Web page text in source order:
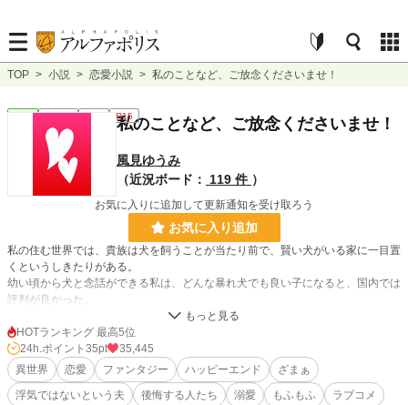
TOP > 小説 > 恋愛小説 > 私のことなど、ご放念くださいませ！
連載中 短編 R15
私のことなど、ご放念くださいませ！
風見ゆうみ
（近況ボード：
119 件 ）
お気に入りに追加して更新通知を受け取ろう
お気に入り追加
私の住む世界では、貴族は犬を飼うことが当たり前で、賢い犬がいる家に一目置
くというしきたりがある。
幼い頃から犬と念話ができる私は、どんな暴れ犬でも良い子になると、国内では
評判が良かった。
伯爵位を持つ夫、ノウルと大型犬のリリと共に新婚生活を始めようとしていたあ
る日、剣の腕を買われた夫が出兵することになった。
旅立つ日の朝、彼は私にこう言った。
「オレは浮気をする人は嫌いだ。寂しいからといって絶対に浮気はしないでほし
い」
１年後、私の国は敗戦したが、ノウル様は無事に戻って来た。
HOTランキング 最高5位
24h.ポイント 35pt
35,445
異世界
恋愛 ファンタジー ハッピーエンド
ざまぁ
浮気ではないという夫
後悔する人たち 溺愛 もふもふ ラブコメ